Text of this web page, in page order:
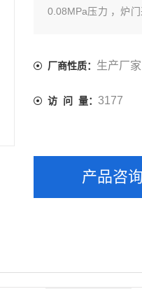
0.08MPa压力 ，炉
厂商性质： 生产厂家
访 问 量：3177
产品咨询